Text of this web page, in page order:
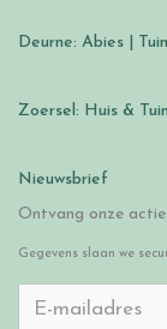
Deurne: Abies | Tuin
Zoersel: Huis & Tuin
Nieuwsbrief
Ontvang onze
Gegevens slaan we